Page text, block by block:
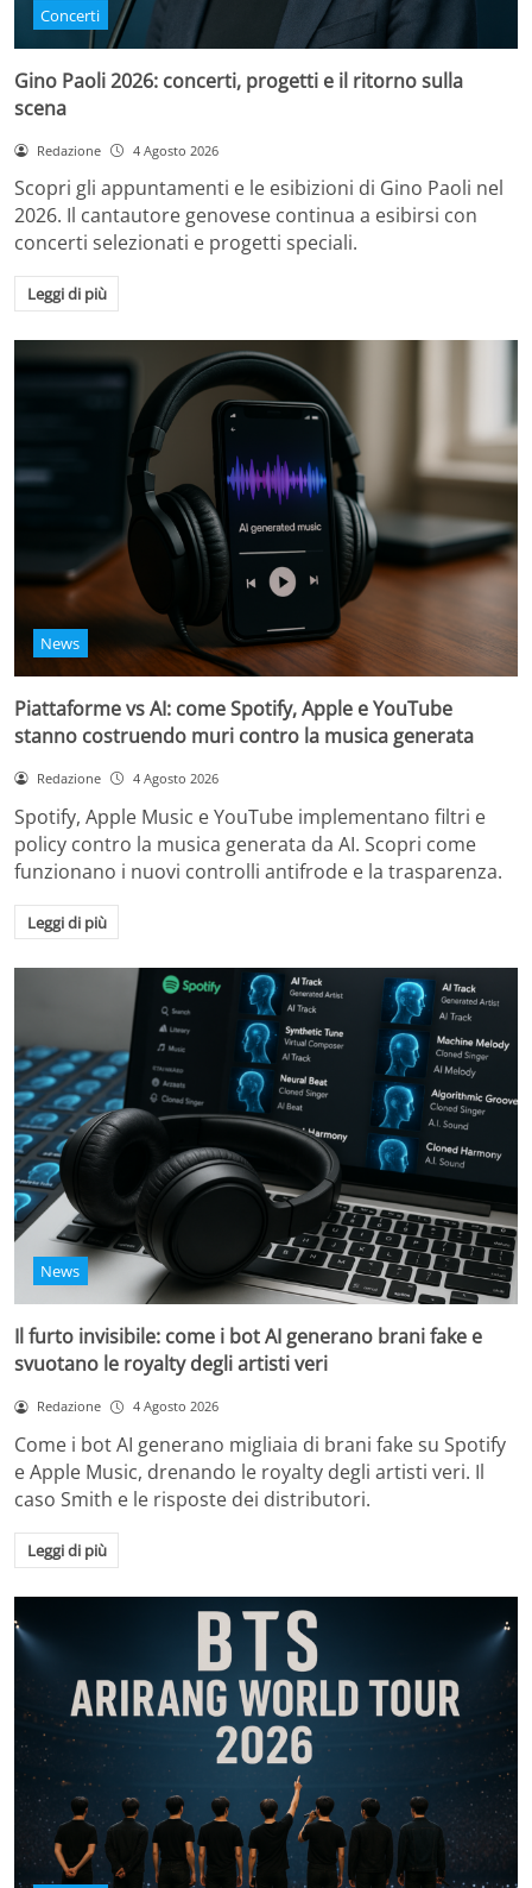
Concerti
Gino Paoli 2026: concerti, progetti e il ritorno sulla
scena
Redazione 4 Agosto 2026
Scopri gli appuntamenti e le esibizioni di Gino Paoli nel
2026. Il cantautore genovese continua a esibirsi con
concerti selezionati e progetti speciali.
Leggi di più
News
Piattaforme vs AI: come Spotify, Apple e YouTube
stanno costruendo muri contro la musica generata
Redazione 4 Agosto 2026
Spotify, Apple Music e YouTube implementano filtri e
policy contro la musica generata da AI. Scopri come
funzionano i nuovi controlli antifrode e la trasparenza.
Leggi di più
News
Il furto invisibile: come i bot AI generano brani fake e
svuotano le royalty degli artisti veri
Redazione 4 Agosto 2026
Come i bot AI generano migliaia di brani fake su Spotify
e Apple Music, drenando le royalty degli artisti veri. Il
caso Smith e le risposte dei distributori.
Leggi di più